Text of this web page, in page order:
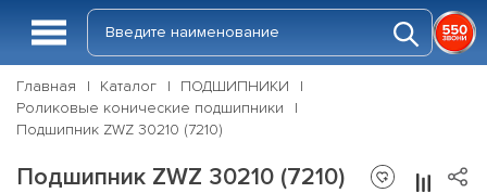
Главная Каталог
ПОДШИПНИКИ
Роликовые конические подшипники
Подшипник ZWZ 30210 (7210)
Подшипник ZWZ 30210 (7210)